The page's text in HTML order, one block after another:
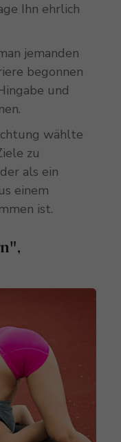
Ihn ehrlich
jemanden
begonnen
und
wählte
zu
als ein
einem
ist.